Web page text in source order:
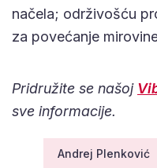
načela; održivošću
za povećanje
Pridružite se našoj
sve informacije.
Andrej Plenković